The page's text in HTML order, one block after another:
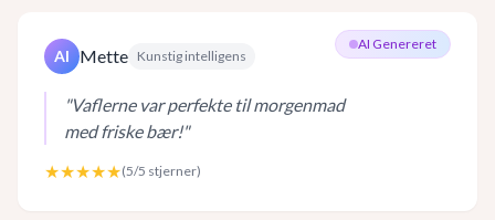
AI Genereret
AI Mette Kunstig intelligens
"Vaflerne var perfekte til morgenmad
med friske bær!"
★★★★★(5/5 stjerner)